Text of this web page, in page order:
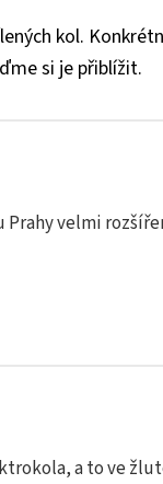
kol.
si je přiblížit.
velmi
a to ve